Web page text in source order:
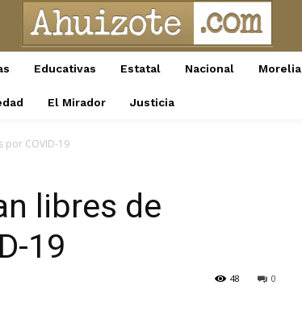
Educativas Estatal Nacional Morelia
El Mirador Justicia
por COVID-19
libres de
19
0
48